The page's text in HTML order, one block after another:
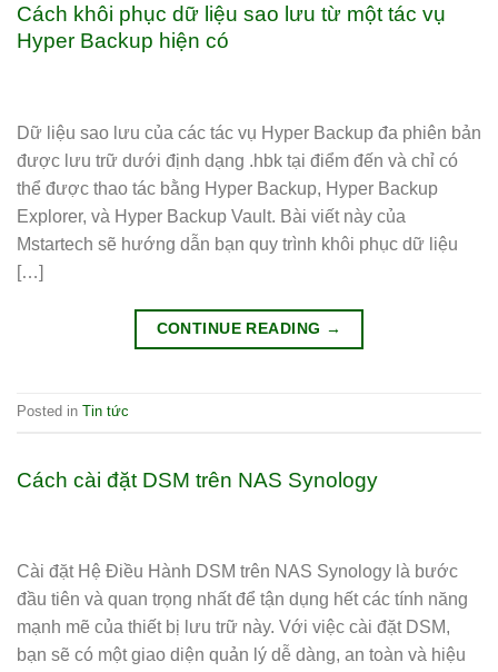
Cách khôi phục dữ liệu sao lưu từ một tác vụ
Hyper Backup hiện có
Dữ liệu sao lưu của các tác vụ Hyper Backup đa phiên bản
được lưu trữ dưới định dạng .hbk tại điểm đến và chỉ có
thể được thao tác bằng Hyper Backup, Hyper Backup
Explorer, và Hyper Backup Vault. Bài viết này của
Mstartech sẽ hướng dẫn bạn quy trình khôi phục dữ liệu
[…]
CONTINUE READING →
Posted in Tin tức
Cách cài đặt DSM trên NAS Synology
Cài đặt Hệ Điều Hành DSM trên NAS Synology là bước
đầu tiên và quan trọng nhất để tận dụng hết các tính năng
mạnh mẽ của thiết bị lưu trữ này. Với việc cài đặt DSM,
bạn sẽ có một giao diện quản lý dễ dàng, an toàn và hiệu